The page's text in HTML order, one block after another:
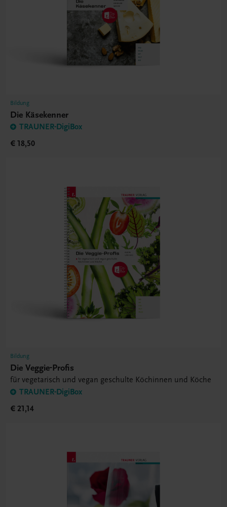
Bildung
Die Käsekenner
TRAUNER-DigiBox
€ 18,50
Bildung
Die Veggie-Profis
für vegetarisch und vegan geschulte Köchinnen und Köche
TRAUNER-DigiBox
€ 21,14